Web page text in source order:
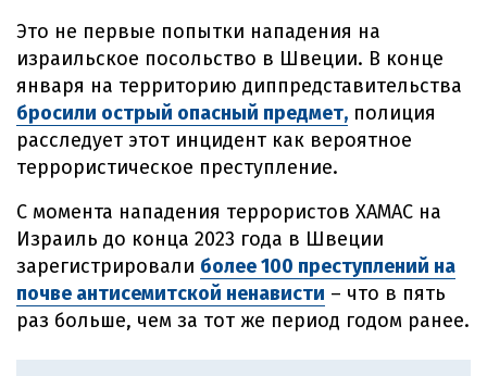
Это не первые попытки нападения на
израильское посольство в Швеции. В конце
января на территорию диппредставительства
бросили острый опасный предмет, полиция
расследует этот инцидент как вероятное
террористическое преступление.
С момента нападения террористов ХАМАС на
Израиль до конца 2023 года в Швеции
зарегистрировали более 100 преступлений на
почве антисемитской ненависти – что в пять
раз больше, чем за тот же период годом ранее.